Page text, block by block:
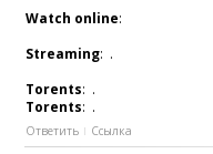
Watch online:
Streaming: .
Torents: .
Torents: .
Ответить Ссылка